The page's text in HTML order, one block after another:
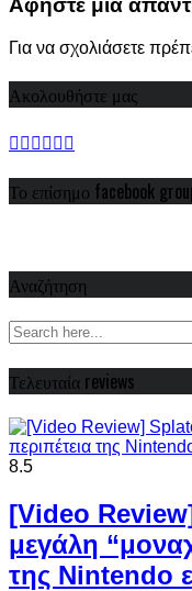
Αφήστε μια
Για να σχολιάσετε
Ακολουθήστε μας
Το επίσημο facebook
Αναζήτηση
Τελευταία reviews
8.5
[Video
μεγάλη
της Nintendo